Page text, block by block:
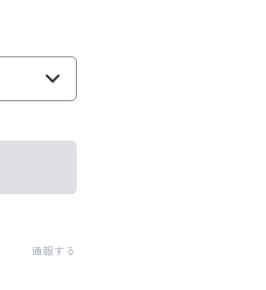
通報する